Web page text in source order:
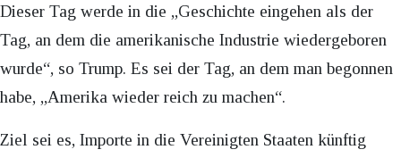
Dieser Tag werde in die „Geschichte eingehen als der
Tag, an dem die amerikanische Industrie wiedergeboren
wurde“, so Trump. Es sei der Tag, an dem man begonnen
habe, „Amerika wieder reich zu machen“.
Ziel sei es, Importe in die Vereinigten Staaten künftig